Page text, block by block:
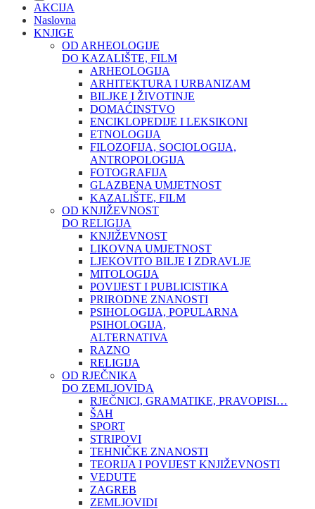
AKCIJA
Naslovna
KNJIGE
OD ARHEOLOGIJE
DO KAZALIŠTE, FILM
ARHEOLOGIJA
ARHITEKTURA I URBANIZAM
BILJKE I ŽIVOTINJE
DOMAĆINSTVO
ENCIKLOPEDIJE I LEKSIKONI
ETNOLOGIJA
FILOZOFIJA, SOCIOLOGIJA,
ANTROPOLOGIJA
FOTOGRAFIJA
GLAZBENA UMJETNOST
KAZALIŠTE, FILM
OD KNJIŽEVNOST
DO RELIGIJA
KNJIŽEVNOST
LIKOVNA UMJETNOST
LJEKOVITO BILJE I ZDRAVLJE
MITOLOGIJA
POVIJEST I PUBLICISTIKA
PRIRODNE ZNANOSTI
PSIHOLOGIJA, POPULARNA
PSIHOLOGIJA,
ALTERNATIVA
RAZNO
RELIGIJA
OD RJEČNIKA
DO ZEMLJOVIDA
RJEČNICI, GRAMATIKE, PRAVOPISI…
ŠAH
SPORT
STRIPOVI
TEHNIČKE ZNANOSTI
TEORIJA I POVIJEST KNJIŽEVNOSTI
VEDUTE
ZAGREB
ZEMLJOVIDI